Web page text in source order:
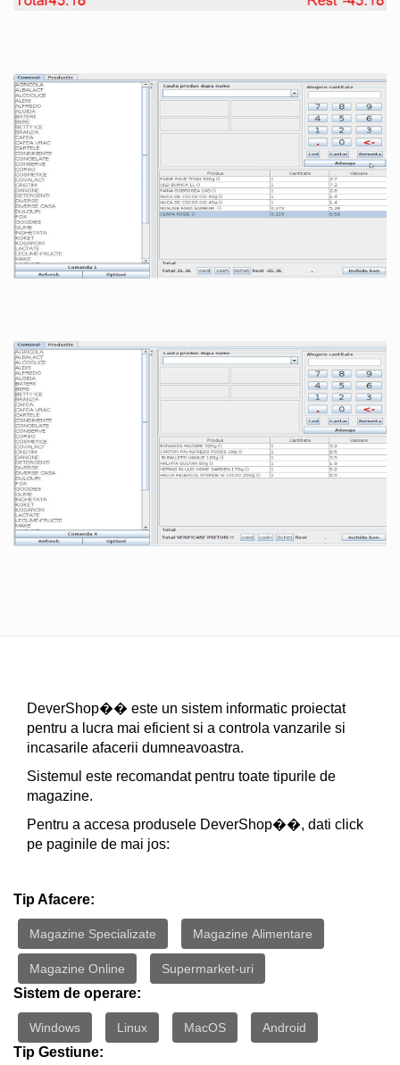
DeverShop�� este un sistem informatic proiectat
pentru a lucra mai eficient si a controla vanzarile si
incasarile afacerii dumneavoastra.
Sistemul este recomandat pentru toate tipurile de
magazine.
Pentru a accesa produsele DeverShop��, dati click
pe paginile de mai jos:
Tip Afacere:
Magazine Specializate Magazine Alimentare
Magazine Online Supermarket-uri
Sistem de operare:
Windows Linux MacOS Android
Tip Gestiune: